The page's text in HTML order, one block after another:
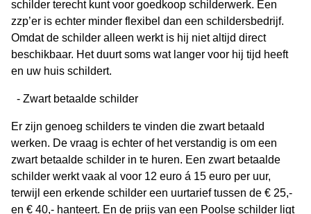
schilder terecht kunt voor goedkoop schilderwerk. Een
zzp’er is echter minder flexibel dan een schildersbedrijf.
Omdat de schilder alleen werkt is hij niet altijd direct
beschikbaar. Het duurt soms wat langer voor hij tijd heeft
en uw huis schildert.
- Zwart betaalde schilder
Er zijn genoeg schilders te vinden die zwart betaald
werken. De vraag is echter of het verstandig is om een
zwart betaalde schilder in te huren. Een zwart betaalde
schilder werkt vaak al voor 12 euro á 15 euro per uur,
terwijl een erkende schilder een uurtarief tussen de € 25,-
en € 40,- hanteert. En de prijs van een Poolse schilder ligt